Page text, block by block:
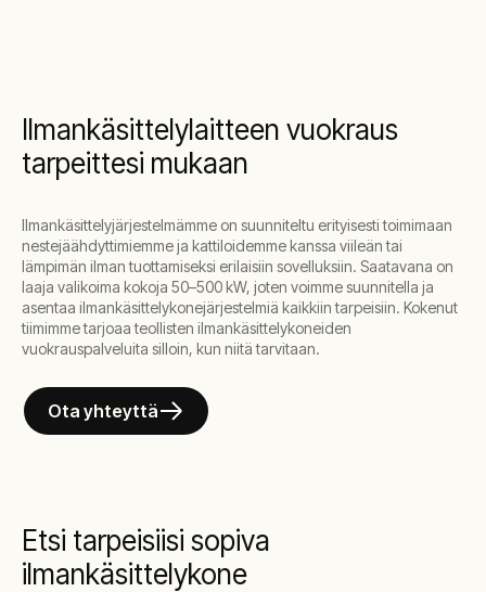
Ilmankäsittelylaitteen vuokraus
tarpeittesi mukaan
Ilmankäsittelyjärjestelmämme on suunniteltu erityisesti toimimaan
nestejäähdyttimiemme ja kattiloidemme kanssa viileän tai
lämpimän ilman tuottamiseksi erilaisiin sovelluksiin. Saatavana on
laaja valikoima kokoja 50–500 kW, joten voimme suunnitella ja
asentaa ilmankäsittelykonejärjestelmiä kaikkiin tarpeisiin. Kokenut
tiimimme tarjoaa teollisten ilmankäsittelykoneiden
vuokrauspalveluita silloin, kun niitä tarvitaan.
Ota yhteyttä
Etsi tarpeisiisi sopiva
ilmankäsittelykone